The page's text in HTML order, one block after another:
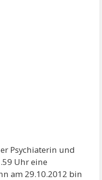
Psychiaterin und
Uhr eine
am 29.10.2012 bin